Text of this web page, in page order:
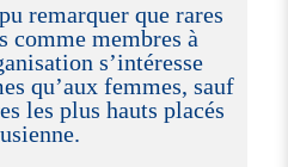
remarquer que rares
comme membres à
s’intéresse
qu’aux femmes, sauf
les plus hauts placés